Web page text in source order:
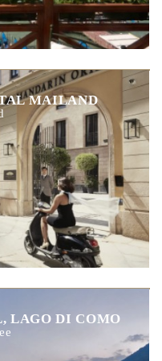
MAILAND
LAGO DI COMO